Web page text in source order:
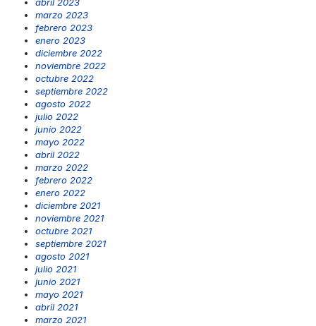
abril 2023
marzo 2023
febrero 2023
enero 2023
diciembre 2022
noviembre 2022
octubre 2022
septiembre 2022
agosto 2022
julio 2022
junio 2022
mayo 2022
abril 2022
marzo 2022
febrero 2022
enero 2022
diciembre 2021
noviembre 2021
octubre 2021
septiembre 2021
agosto 2021
julio 2021
junio 2021
mayo 2021
abril 2021
marzo 2021